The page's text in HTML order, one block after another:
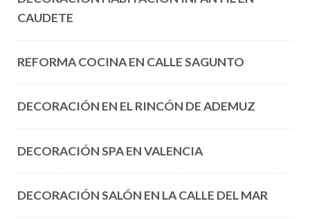
CAUDETE
REFORMA COCINA EN CALLE SAGUNTO
DECORACIÓN EN EL RINCÓN DE ADEMUZ
DECORACIÓN SPA EN VALENCIA
DECORACIÓN SALÓN EN LA CALLE DEL MAR